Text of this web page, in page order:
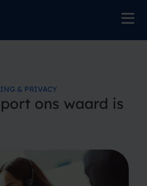
& PRIVACY
ons waard is